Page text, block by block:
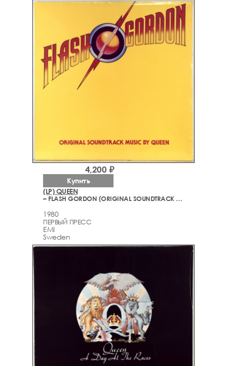
(LP) QUEEN
– FLASH GORDON (ORIGINAL SOUNDTRACK MUSIC)
1980
ПЕРВЫЙ ПРЕСС
EMI
Sweden
4,200 ₽
Купить